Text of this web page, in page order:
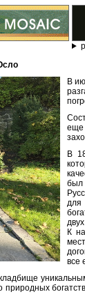
В
В
был
для
К
все